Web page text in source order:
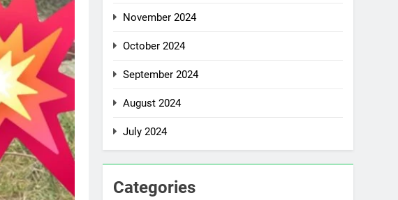
November 2024
October 2024
September 2024
August 2024
July 2024
Categories